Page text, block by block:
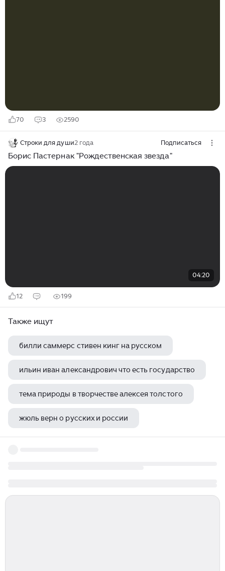
70 3 2590
Строки для души2 года Подписаться
Борис Пастернак "Рождественская звезда"
04:20
12 199
Также ищут
билли саммерс стивен кинг на русском
ильин иван александрович что есть государство
тема природы в творчестве алексея толстого
жюль верн о русских и россии